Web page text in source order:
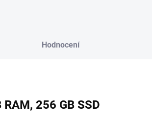
Hodnocení
256 GB SSD